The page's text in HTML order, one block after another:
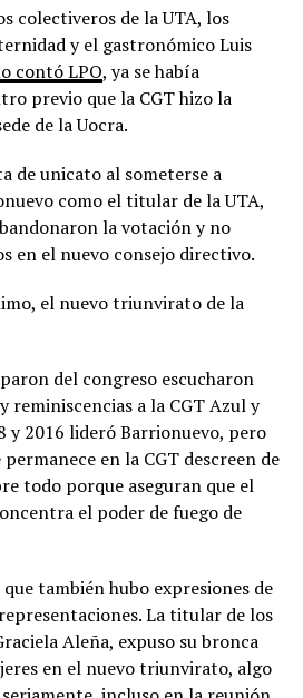
colectiveros de la UTA, los
y el gastronómico Luis
contó LPO, ya se había
previo que la CGT hizo la
de la Uocra.
de unicato al someterse a
como el titular de la UTA,
la votación y no
en el nuevo consejo directivo.
el nuevo triunvirato de la
del congreso escucharon
reminiscencias a la CGT Azul y
y 2016 lideró Barrionuevo, pero
en la CGT descreen de
todo porque aseguran que el
el poder de fuego de
también hubo expresiones de
La titular de los
Aleña, expuso su bronca
en el nuevo triunvirato, algo